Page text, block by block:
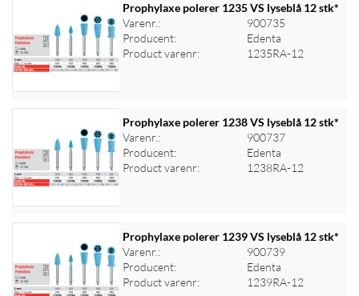
Log ind for at se priser
Prophylaxe polerer 1235 VS lyseblå 12 stk*
Varenr.:
900735
Producent:
Edenta
Product varenr:
1235RA-12
Log ind for at se priser
Prophylaxe polerer 1238 VS lyseblå 12 stk*
Varenr.:
900737
Producent:
Edenta
Product varenr:
1238RA-12
Log ind for at se priser
Prophylaxe polerer 1239 VS lyseblå 12 stk*
Varenr.:
900739
Producent:
Edenta
Product varenr:
1239RA-12